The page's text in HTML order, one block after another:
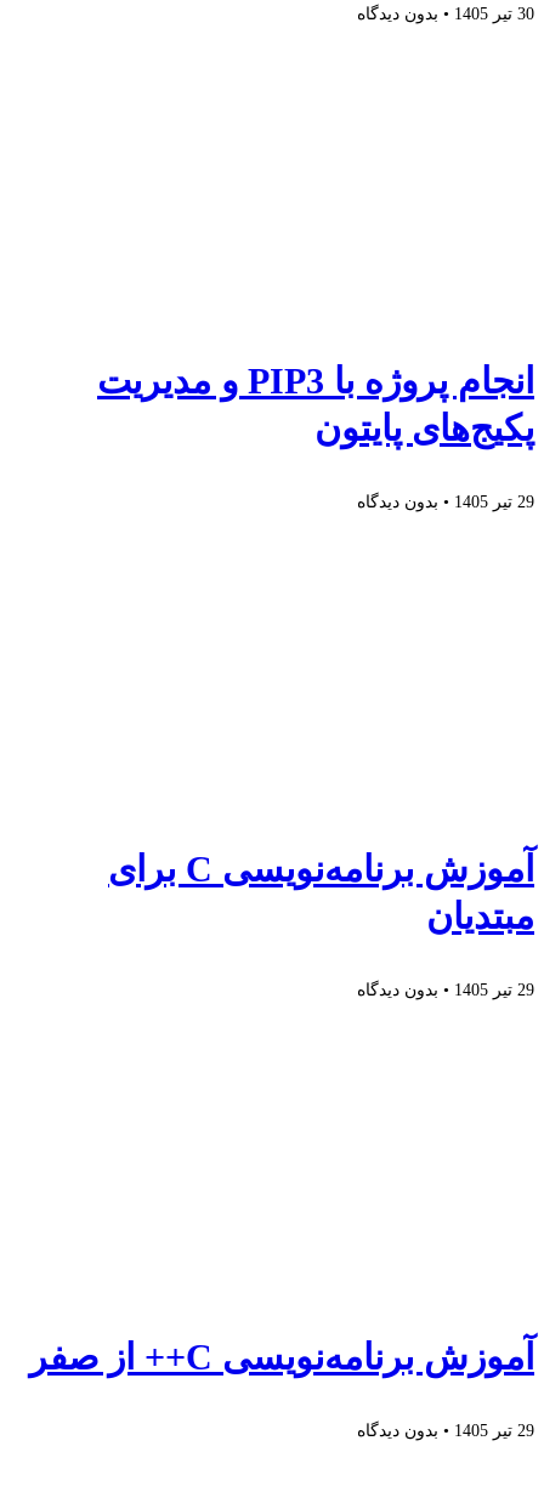
30 تیر 1405 بدون دیدگاه
انجام پروژه با PIP3 و مدیریت
پکیج‌های پایتون
29 تیر 1405 بدون دیدگاه
آموزش برنامه‌نویسی C برای
مبتدیان
29 تیر 1405 بدون دیدگاه
آموزش برنامه‌نویسی C++ از صفر
29 تیر 1405 بدون دیدگاه